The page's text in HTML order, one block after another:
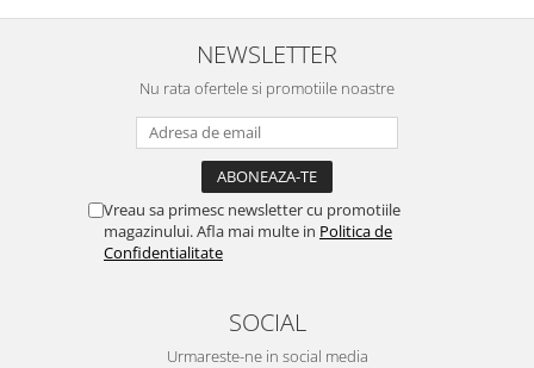
NEWSLETTER
Nu rata ofertele si promotiile noastre
Vreau sa primesc newsletter cu promotiile
magazinului. Afla mai multe in Politica de
Confidentialitate
SOCIAL
Urmareste-ne in social media